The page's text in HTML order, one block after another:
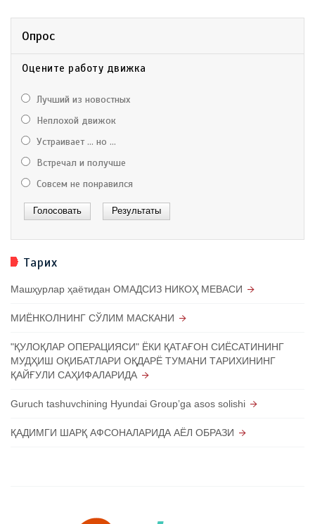
Опрос
Оцените работу движка
Лучший из новостных
Неплохой движок
Устраивает ... но ...
Встречал и получше
Совсем не понравился
Тарих
Машҳурлар ҳаётидан ОМАДСИЗ НИКОҲ МЕВАСИ
МИЁНКОЛНИНГ СЎЛИМ МАСКАНИ
"ҚУЛОҚЛАР ОПЕРАЦИЯСИ" ЁКИ ҚАТАҒОН СИЁСАТИНИНГ
МУДҲИШ ОҚИБАТЛАРИ ОҚДАРЁ ТУМАНИ ТАРИХИНИНГ
ҚАЙҒУЛИ САҲИФАЛАРИДА
Guruch tashuvchining Hyundai Groupʼga asos solishi
ҚАДИМГИ ШАРҚ АФСОНАЛАРИДА АЁЛ ОБРАЗИ